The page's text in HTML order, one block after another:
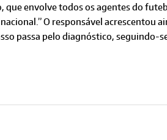
que envolve todos os agentes do
O responsável acrescentou
passa pelo diagnóstico, seguindo-